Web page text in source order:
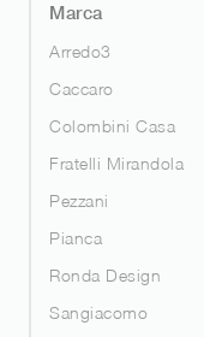
Marca
Arredo3
Caccaro
Colombini Casa
Fratelli Mirandola
Pezzani
Pianca
Ronda Design
Sangiacomo